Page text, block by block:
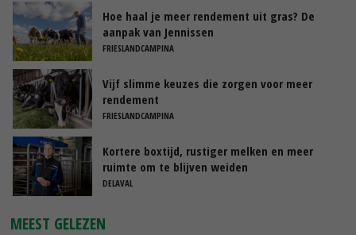
Hoe haal je meer rendement uit gras? De
aanpak van Jennissen
FRIESLANDCAMPINA
Vijf slimme keuzes die zorgen voor meer
rendement
FRIESLANDCAMPINA
Kortere boxtijd, rustiger melken en meer
ruimte om te blijven weiden
DELAVAL
MEEST GELEZEN